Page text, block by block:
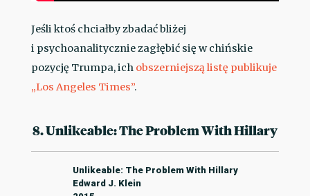
Jeśli ktoś chciałby zbadać bliżej
i psychoanalitycznie zagłębić się w chińskie
pozycję Trumpa, ich obszerniejszą listę publikuje
„Los Angeles Times”.
8. Unlikeable: The Problem With Hillary
Unlikeable: The Problem With Hillary
Edward J. Klein